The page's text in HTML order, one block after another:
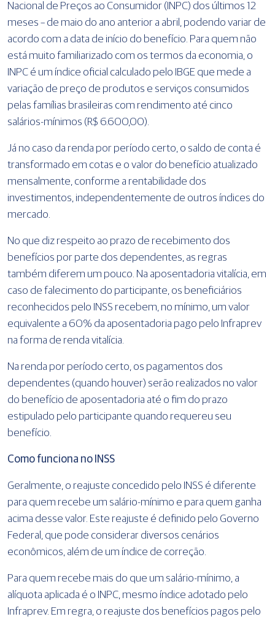
Nacional de Preços ao Consumidor (INPC) dos últimos 12
meses – de maio do ano anterior a abril, podendo variar de
acordo com a data de início do benefício. Para quem não
está muito familiarizado com os termos da economia, o
INPC é um índice oficial calculado pelo IBGE que mede a
variação de preço de produtos e serviços consumidos
pelas famílias brasileiras com rendimento até cinco
salários-mínimos (R$ 6.600,00).
Já no caso da renda por período certo, o saldo de conta é
transformado em cotas e o valor do benefício atualizado
mensalmente, conforme a rentabilidade dos
investimentos, independentemente de outros índices do
mercado.
No que diz respeito ao prazo de recebimento dos
benefícios por parte dos dependentes, as regras
também diferem um pouco. Na aposentadoria vitalícia, em
caso de falecimento do participante, os beneficiários
reconhecidos pelo INSS recebem, no mínimo, um valor
equivalente a 60% da aposentadoria pago pelo Infraprev
na forma de renda vitalícia.
Na renda por período certo, os pagamentos dos
dependentes (quando houver) serão realizados no valor
do benefício de aposentadoria até o fim do prazo
estipulado pelo participante quando requereu seu
benefício.
Como funciona no INSS
Geralmente, o reajuste concedido pelo INSS é diferente
para quem recebe um salário-mínimo e para quem ganha
acima desse valor. Este reajuste é definido pelo Governo
Federal, que pode considerar diversos cenários
econômicos, além de um índice de correção.
Para quem recebe mais do que um salário-mínimo, a
alíquota aplicada é o INPC, mesmo índice adotado pelo
Infraprev. Em regra, o reajuste dos benefícios pagos pelo